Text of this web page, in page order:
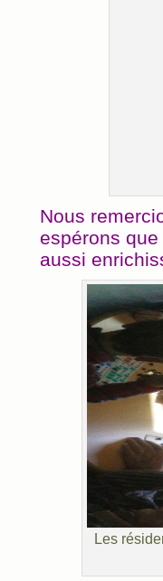
Nous
espérons que
aussi
Les